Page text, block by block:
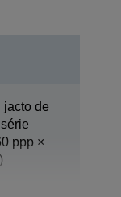
jacto de
ppp ×